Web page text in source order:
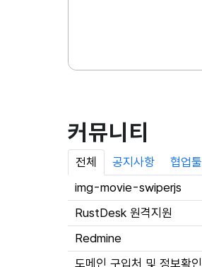
커뮤니티
전체 공지사항 협업툴
img-movie-swiperjs
RustDesk 원격지원
Redmine
도메인 구입처 및 정보확인